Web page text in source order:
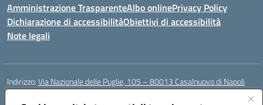
Amministrazione TrasparenteAlbo onlinePrivacy Policy
Dichiarazione di accessibilitàObiettivi di accessibilità
Note legali
Indirizzo:Via Nazionale delle Puglie, 105 – 80013 Casalnuovo di Napoli
Centralino: